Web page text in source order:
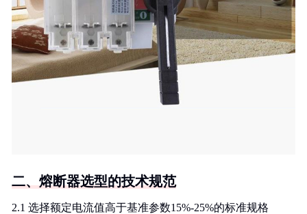
二、熔断器选型的技术规范
2.1 选择额定电流值高于基准参数15%-25%的标准规格